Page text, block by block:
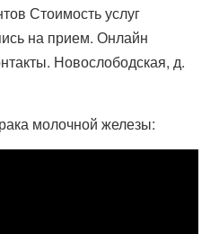
Стоимость услуг
на прием. Онлайн
Новослободская, д.
молочной железы: